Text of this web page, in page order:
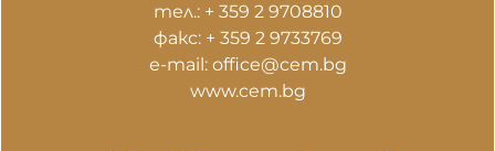
тел.: + 359 2 9708810
факс: + 359 2 9733769
е-mail: office@cem.bg
www.cem.bg